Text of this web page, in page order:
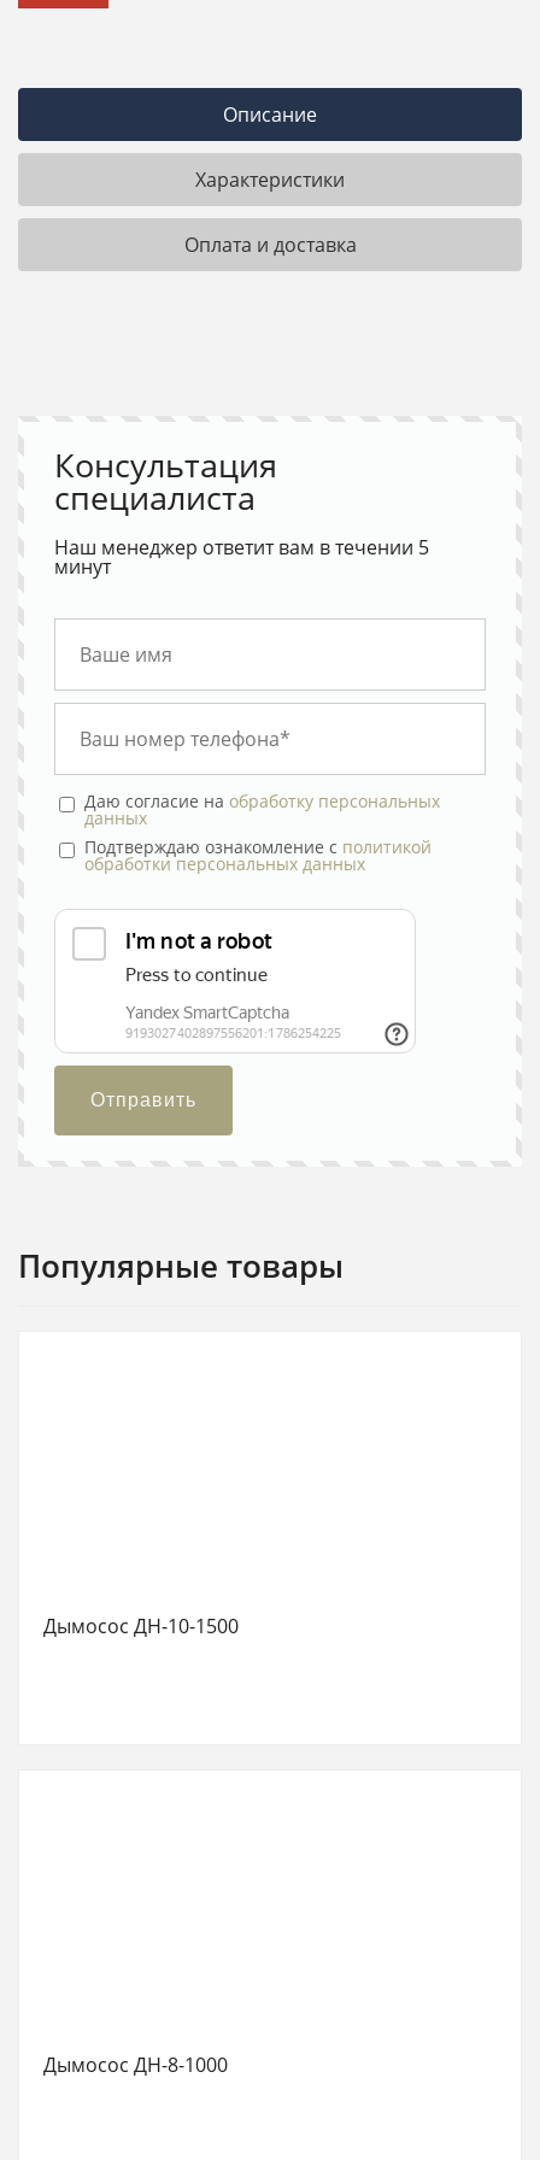
Описание
Характеристики
Оплата и доставка
Консультация
специалиста
Наш менеджер ответит вам в течении 5
минут
Даю согласие на обработку персональных
данных
Подтверждаю ознакомление с политикой
обработки персональных данных
Отправить
Популярные товары
Дымосос ДН-10-1500
Дымосос ДН-8-1000